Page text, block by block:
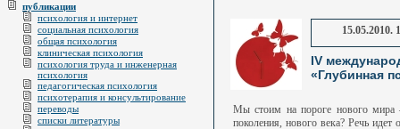
публикации
психология и интернет
социальная психология
общая психология
клиническая психология
психология труда и инженерная
психология
педагогическая психология
психотерапия и консультирование
переводы
списки литературы
15.05.2010.
IV
«Глубинная
Мы стоим на пороге нового мира
поколения, нового века? Речь